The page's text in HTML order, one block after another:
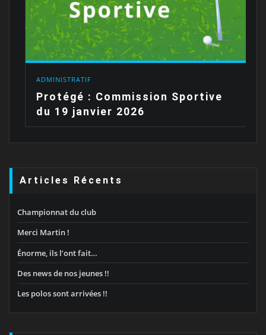
ADMINISTRATIF
Protégé : Commission Sportive
du 19 janvier 2026
Articles Récents
Championnat du club
Merci Martin !
Énorme, ils l’ont fait…
Des news de nos jeunes !!
Les polos sont arrivées !!